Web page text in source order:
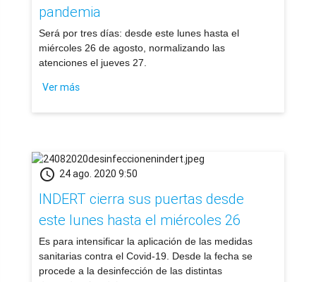
pandemia
​Será por tres días: desde este lunes hasta el
miércoles 26 de agosto, normalizando las
atenciones el jueves 27.
Ver más
schedule 24 ago. 2020 9:50
INDERT cierra sus puertas desde
este lunes hasta el miércoles 26
​Es para intensificar la aplicación de las medidas
sanitarias contra el Covid-19. Desde la fecha se
procede a la desinfección de las distintas